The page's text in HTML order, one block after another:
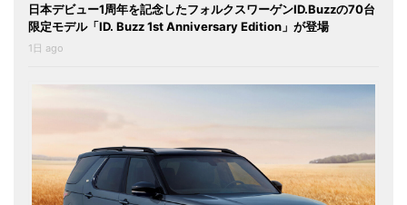
日本デビュー1周年を記念したフォルクスワーゲンID.Buzzの70台
限定モデル「ID. Buzz 1st Anniversary Edition」が登場
1日 ago